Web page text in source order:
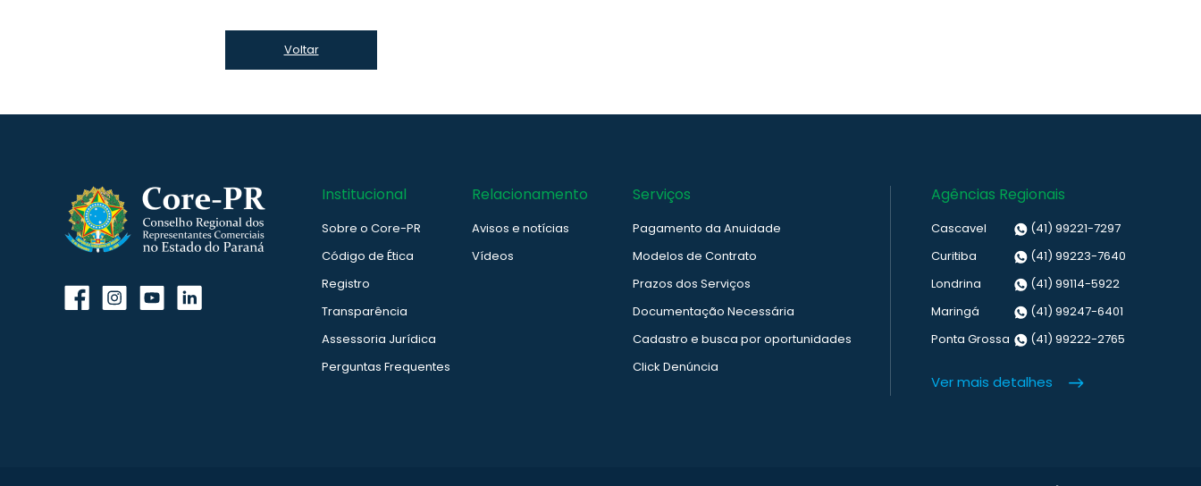
Voltar
Institucional
Sobre o Core-PR
Código de Ética
Registro
Transparência
Assessoria Jurídica
Perguntas Frequentes
Relacionamento
Avisos e notícias
Vídeos
Serviços
Pagamento da Anuidade
Modelos de Contrato
Prazos dos Serviços
Documentação Necessária
Cadastro e busca por oportunidades
Click Denúncia
Agências Regionais
Cascavel
(41) 99221-7297
Curitiba
(41) 99223-7640
Londrina
(41) 99114-5922
Maringá
(41) 99247-6401
Ponta Grossa
(41) 99222-2765
Ver mais detalhes